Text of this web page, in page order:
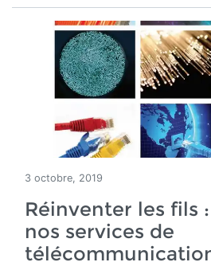
3 octobre, 2019
Réinventer les fils
nos services de